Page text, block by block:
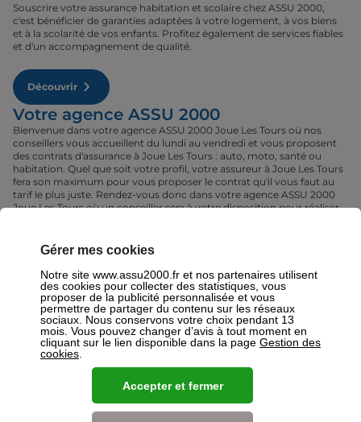
Souscrire votre assurance habitation et scolaire chez ASSU 2000,
c'est bénéficier de garanties adaptées à votre logement, à vos biens
et à la scolarité de vos enfants. Profitez également de services fiables
et d'un accompagnement de qualité.
Découvrir
Votre agence ASSU 2000
Bienvenue dans votre agence ASSU 2000 Joue Les Tours où nos
conseillers vous accueillent du lundi au vendredi et vous proposent
des contrats d'assurance à Joue Les Tours : auto, moto, santé ou
habitation. Quel que soit votre profil, votre assureur à Joue Les Tours
fera son maximum pour vous proposer le contrat qu'il vous faut au
tarif le plus juste. Rendez-vous donc dans votre agence ASSU 2000
Joue Les Tours où un conseiller sera à votre disposition pour réaliser
Nos offres pour les particuliers
Assurance Auto
Des tarifs adaptés à tous les profils
conducteurs expérimentés,
malussés ou résiliés : nous avons
des solutions pour chacun.
Gérer mes cookies
Notre site www.assu2000.fr et nos partenaires utilisent
des cookies pour collecter des statistiques, vous
proposer de la publicité personnalisée et vous
permettre de partager du contenu sur les réseaux
sociaux. Nous conservons votre choix pendant 13
mois. Vous pouvez changer d’avis à tout moment en
cliquant sur le lien disponible dans la page Gestion des
cookies
Accepter et fermer